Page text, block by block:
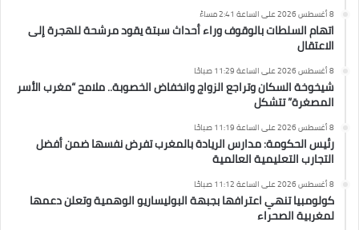
8 أغسطس 2026 على الساعة 2:41 مساءً
اتهام السلطات بالوقوف وراء أحداث سبتة يقود مرشحة للهجرة إلى
الاعتقال
8 أغسطس 2026 على الساعة 11:29 صباحًا
شيخوخة السكان وتراجع الزواج وانخفاض الخصوبة.. ملامح “مغرب الأسر
المصغرة” تتشكل
8 أغسطس 2026 على الساعة 11:19 صباحًا
رئيس الحكومة: مدارس الريادة بالمغرب تفرض نفسها ضمن أفضل
التجارب التعليمية العالمية
8 أغسطس 2026 على الساعة 11:12 صباحًا
كولومبيا تنهي اعترافها بجبهة البوليساريو الوهمية وتعلن دعمها
لمغربية الصحراء